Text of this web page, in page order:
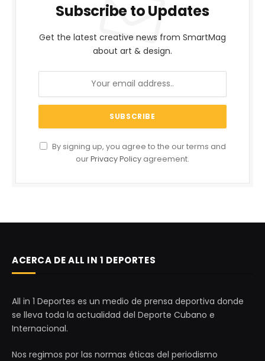
Subscribe to Updates
Get the latest creative news from SmartMag
about art & design.
By signing up, you agree to the our terms and
ourPrivacy Policy agreement.
ACERCA DE ALL IN 1 DEPORTES
All in 1 Deportes es un medio de prensa deportiva donde
se lleva toda la actualidad del Deporte Cubano e
Internacional.
Nos regimos por las normas éticas del periodismo